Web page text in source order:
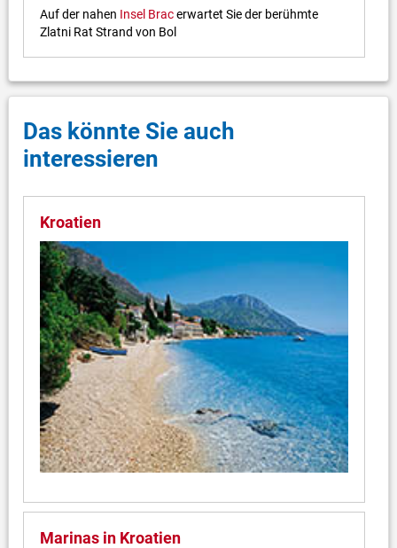
Auf der nahen Insel Bracerwartet Sie der berühmte
Zlatni Rat Strand von Bol
Das könnte Sie auch
interessieren
Kroatien
Marinas in Kroatien